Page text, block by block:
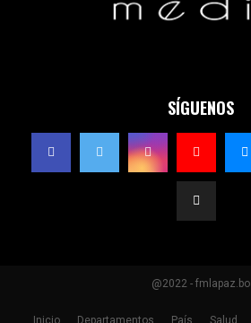
SÍGUENOS
@2022 - fmlapaz.bo
Inicio Departamentos País Salud